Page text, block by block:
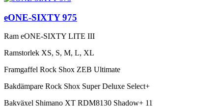
eONE-SIXTY 975
Ram eONE-SIXTY LITE III
Ramstorlek XS, S, M, L, XL
Framgaffel Rock Shox ZEB Ultimate
Bakdämpare Rock Shox Super Deluxe Select+
Bakväxel Shimano XT RDM8130 Shadow+ 11